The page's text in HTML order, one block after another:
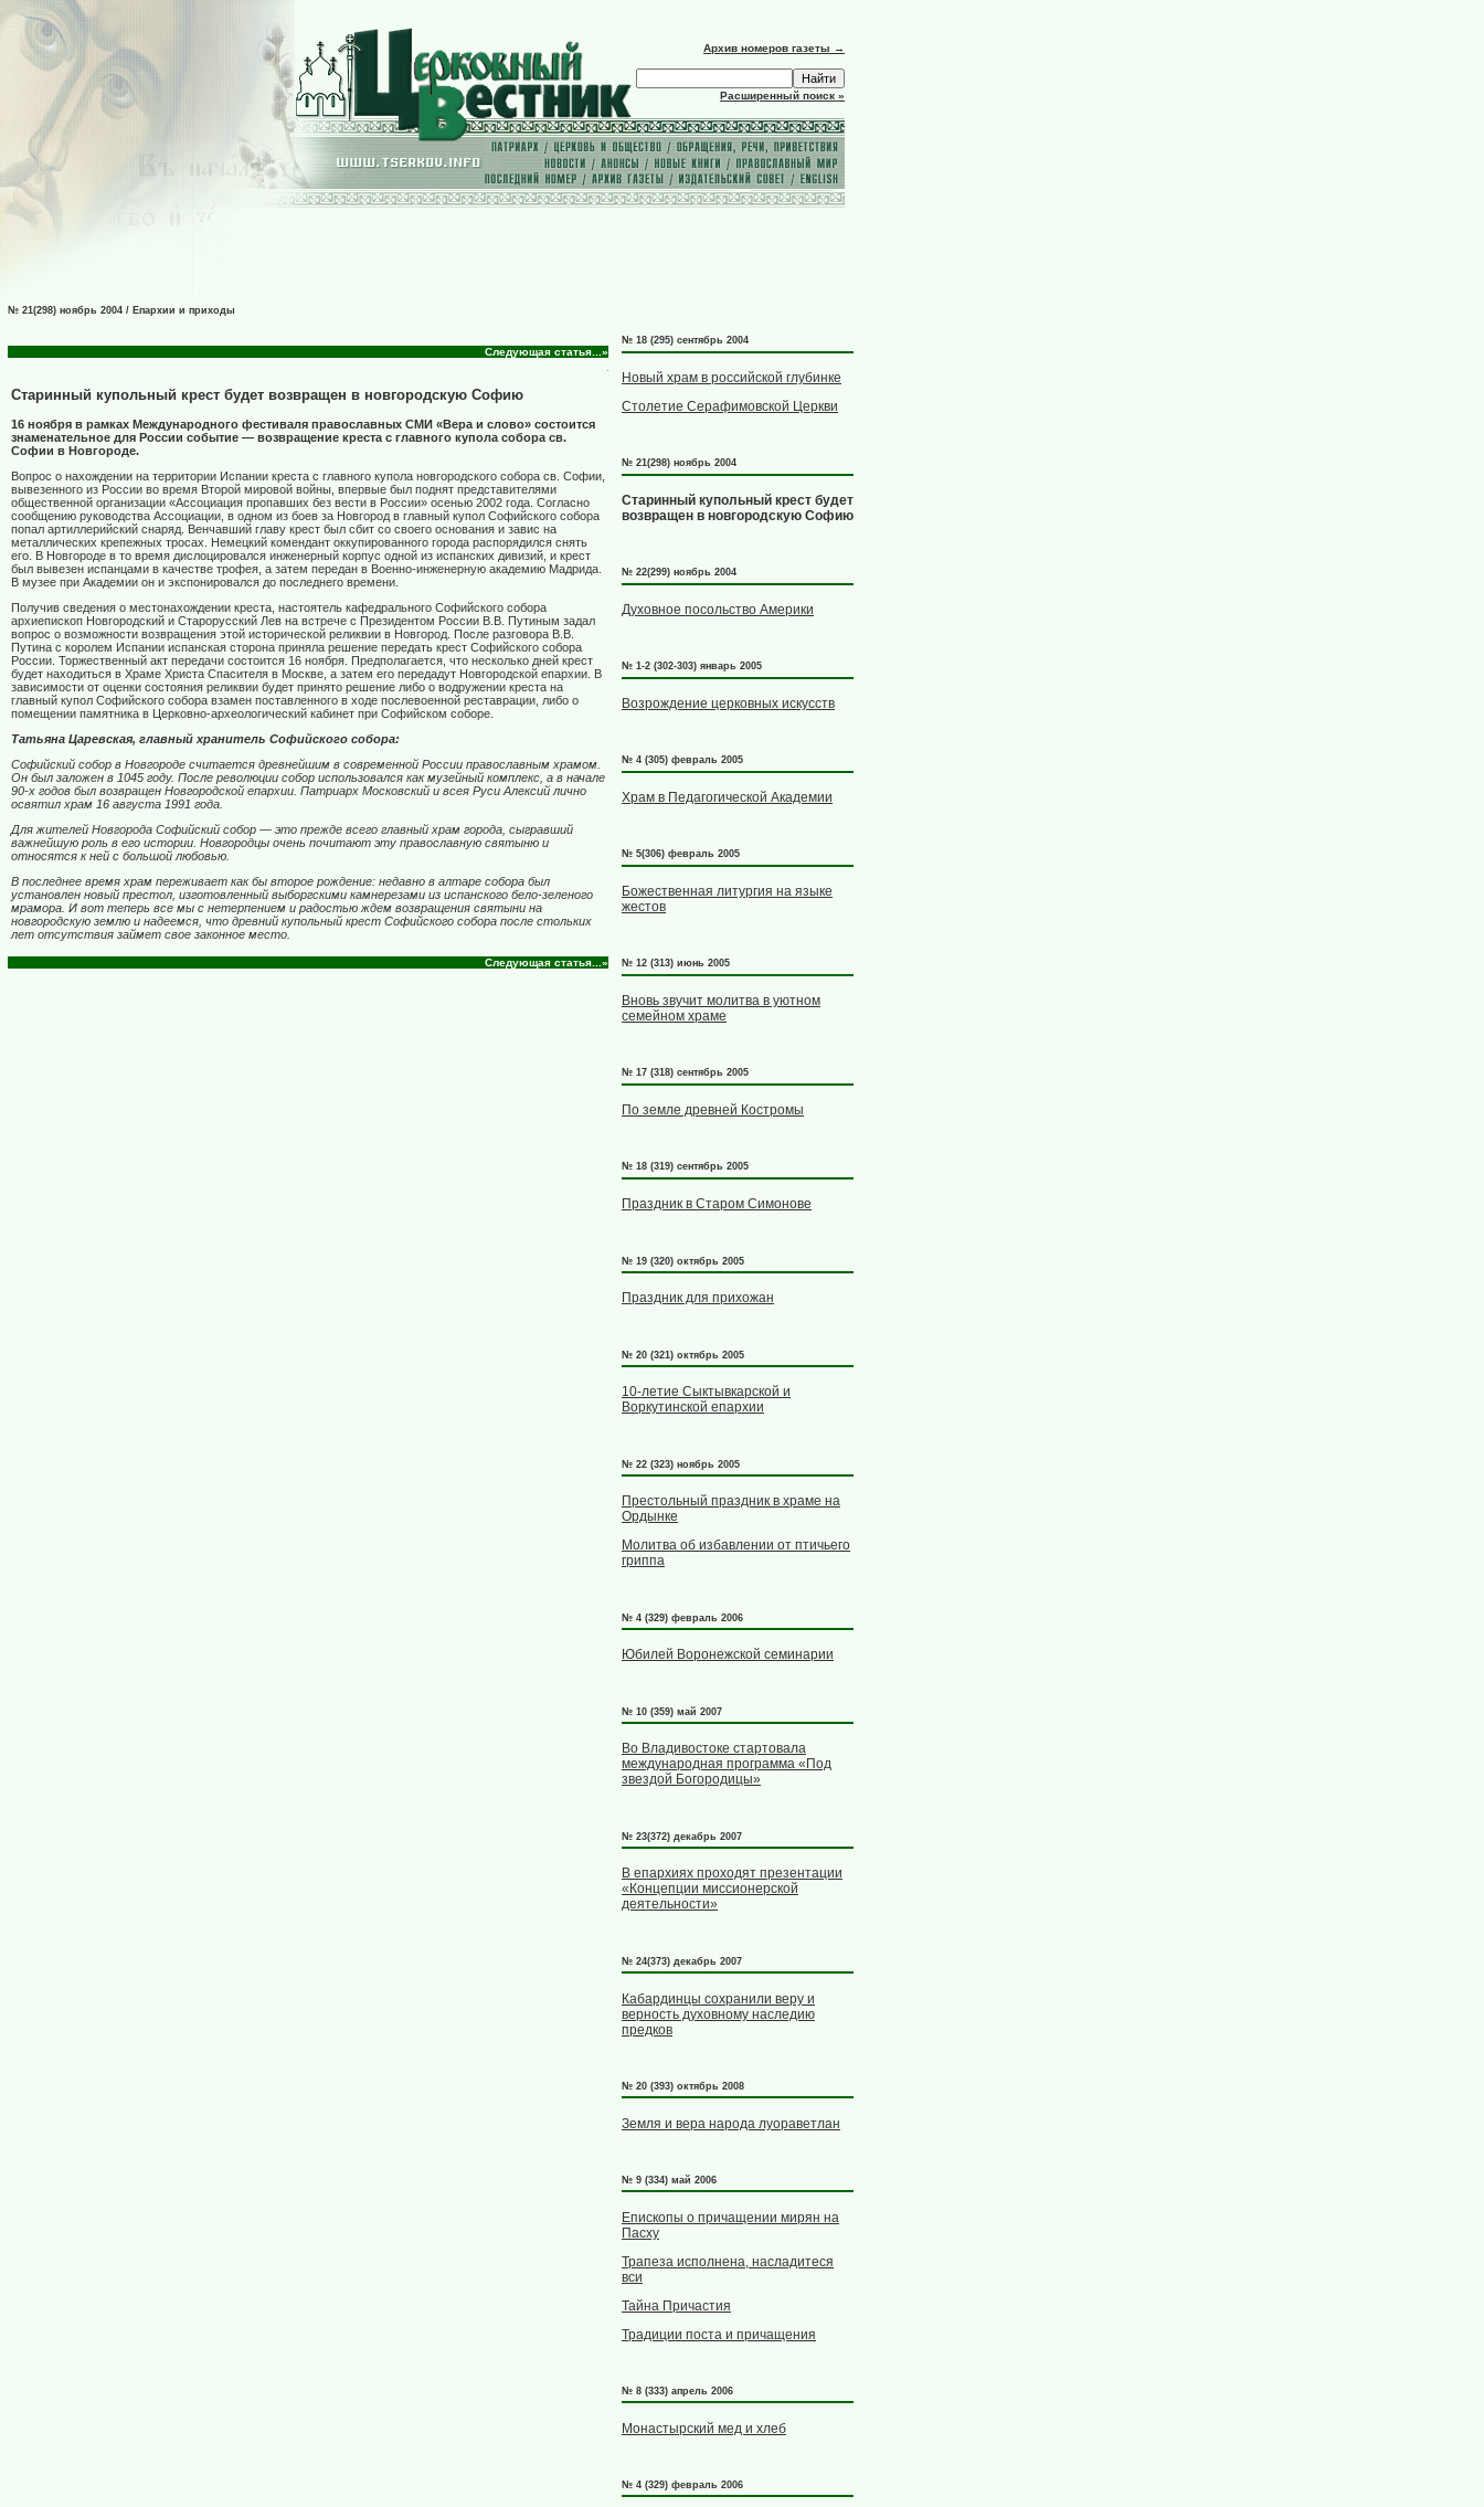
Архив номеров газеты →
Расширенный поиск »
№ 21(298) ноябрь 2004 / Епархии и приходы
Следующая статья...»
Старинный купольный крест будет возвращен в новгородскую Софию
16 ноября в рамках Международного фестиваля православных СМИ «Вера и слово» состоится
знаменательное для России событие — возвращение креста с главного купола собора св.
Софии в Новгороде.
Вопрос о нахождении на территории Испании креста с главного купола новгородского собора св. Софии,
вывезенного из России во время Второй мировой войны, впервые был поднят представителями
общественной организации «Ассоциация пропавших без вести в России» осенью 2002 года. Согласно
сообщению руководства Ассоциации, в одном из боев за Новгород в главный купол Софийского собора
попал артиллерийский снаряд. Венчавший главу крест был сбит со своего основания и завис на
металлических крепежных тросах. Немецкий комендант оккупированного города распорядился снять
его. В Новгороде в то время дислоцировался инженерный корпус одной из испанских дивизий, и крест
был вывезен испанцами в качестве трофея, а затем передан в Военно-инженерную академию Мадрида.
В музее при Академии он и экспонировался до последнего времени.
Получив сведения о местонахождении креста, настоятель кафедрального Софийского собора
архиепископ Новгородский и Старорусский Лев на встрече с Президентом России В.В. Путиным задал
вопрос о возможности возвращения этой исторической реликвии в Новгород. После разговора В.В.
Путина с королем Испании испанская сторона приняла решение передать крест Софийского собора
России. Торжественный акт передачи состоится 16 ноября. Предполагается, что несколько дней крест
будет находиться в Храме Христа Спасителя в Москве, а затем его передадут Новгородской епархии. В
зависимости от оценки состояния реликвии будет принято решение либо о водружении креста на
главный купол Софийского собора взамен поставленного в ходе послевоенной реставрации, либо о
помещении памятника в Церковно-археологический кабинет при Софийском соборе.
Татьяна Царевская, главный хранитель Софийского собора:
Софийский собор в Новгороде считается древнейшим в современной России православным храмом.
Он был заложен в 1045 году. После революции собор использовался как музейный комплекс, а в начале
90-х годов был возвращен Новгородской епархии. Патриарх Московский и всея Руси Алексий лично
освятил храм 16 августа 1991 года.
Для жителей Новгорода Софийский собор — это прежде всего главный храм города, сыгравший
важнейшую роль в его истории. Новгородцы очень почитают эту православную святыню и
относятся к ней с большой любовью.
В последнее время храм переживает как бы второе рождение: недавно в алтаре собора был
установлен новый престол, изготовленный выборгскими камнерезами из испанского бело-зеленого
мрамора. И вот теперь все мы с нетерпением и радостью ждем возвращения святыни на
новгородскую землю и надеемся, что древний купольный крест Софийского собора после стольких
лет отсутствия займет свое законное место.
Следующая статья...»
№ 18 (295) сентябрь 2004
Новый храм в российской глубинке
Столетие Серафимовской Церкви
№ 21(298) ноябрь 2004
Старинный купольный крест будет
возвращен в новгородскую Софию
№ 22(299) ноябрь 2004
Духовное посольство Америки
№ 1-2 (302-303) январь 2005
Возрождение церковных искусств
№ 4 (305) февраль 2005
Храм в Педагогической Академии
№ 5(306) февраль 2005
Божественная литургия на языке
жестов
№ 12 (313) июнь 2005
Вновь звучит молитва в уютном
семейном храме
№ 17 (318) сентябрь 2005
По земле древней Костромы
№ 18 (319) сентябрь 2005
Праздник в Старом Симонове
№ 19 (320) октябрь 2005
Праздник для прихожан
№ 20 (321) октябрь 2005
10-летие Сыктывкарской и
Воркутинской епархии
№ 22 (323) ноябрь 2005
Престольный праздник в храме на
Ордынке
Молитва об избавлении от птичьего
гриппа
№ 4 (329) февраль 2006
Юбилей Воронежской семинарии
№ 10 (359) май 2007
Во Владивостоке стартовала
международная программа «Под
звездой Богородицы»
№ 23(372) декабрь 2007
В епархиях проходят презентации
«Концепции миссионерской
деятельности»
№ 24(373) декабрь 2007
Кабардинцы сохранили веру и
верность духовному наследию
предков
№ 20 (393) октябрь 2008
Земля и вера народа луораветлан
№ 9 (334) май 2006
Епископы о причащении мирян на
Пасху
Трапеза исполнена, насладитеся
вси
Тайна Причастия
Традиции поста и причащения
№ 8 (333) апрель 2006
Монастырский мед и хлеб
№ 4 (329) февраль 2006